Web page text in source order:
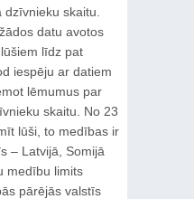
skaitu.
datu avotos
līdz pat
iespēju ar datiem
lēmumus par
skaitu. No 23
lūši, to medības ir
– Latvijā, Somijā
medību limits
pārējās valstīs